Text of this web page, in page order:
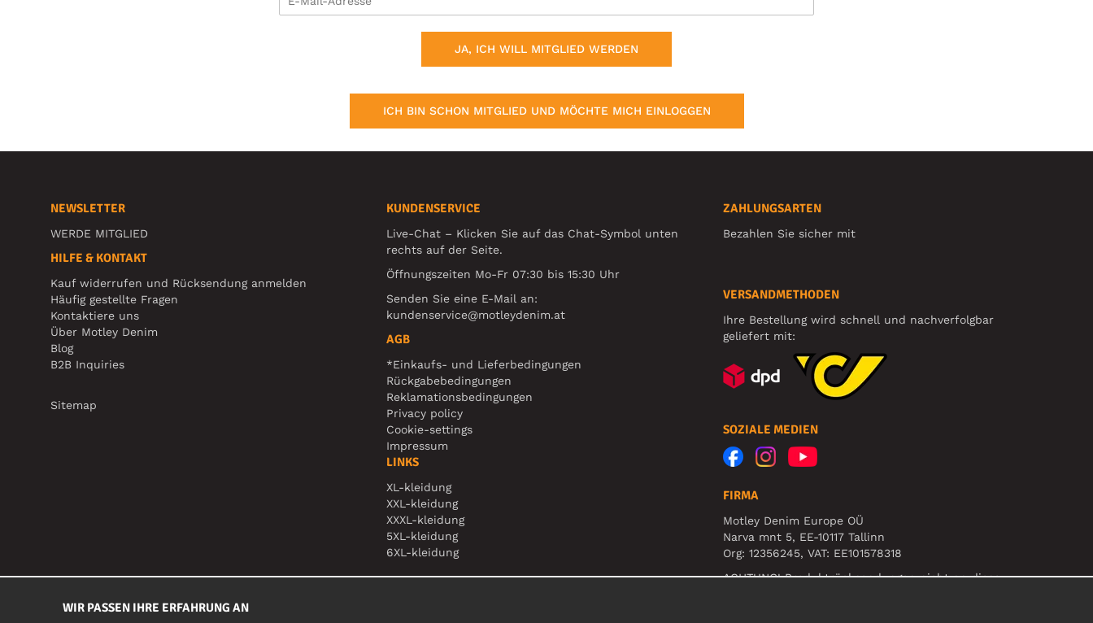
JA, ICH WILL MITGLIED WERDEN
ICH BIN SCHON MITGLIED UND MÖCHTE MICH EINLOGGEN
NEWSLETTER
WERDE MITGLIED
HILFE & KONTAKT
Kauf widerrufen und Rücksendung anmelden
Häufig gestellte Fragen
Kontaktiere uns
Über Motley Denim
Blog
B2B Inquiries
Sitemap
KUNDENSERVICE
Live-Chat – Klicken Sie auf das Chat-Symbol unten
rechts auf der Seite.
Öffnungszeiten Mo-Fr 07:30 bis 15:30 Uhr
Senden Sie eine E-Mail an:
kundenservice@motleydenim.at
AGB
*Einkaufs- und Lieferbedingungen
Rückgabebedingungen
Reklamationsbedingungen
Privacy policy
Cookie-settings
Impressum
LINKS
XL-kleidung
XXL-kleidung
XXXL-kleidung
5XL-kleidung
6XL-kleidung
ZAHLUNGSARTEN
Bezahlen Sie sicher mit
VERSANDMETHODEN
Ihre Bestellung wird schnell und nachverfolgbar
geliefert mit:
SOZIALE MEDIEN
FIRMA
Motley Denim Europe OÜ
Narva mnt 5, EE-10117 Tallinn
Org: 12356245, VAT: EE101578318
ACHTUNG! Produktrücksendungen nicht an diese
WIR PASSEN IHRE ERFAHRUNG AN